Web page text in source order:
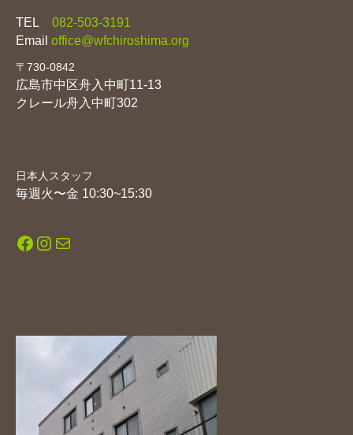
TEL
082-503-3191
Email office@wfchiroshima.org
〒730-0842
広島市中区舟入中町11-13
クレール舟入中町302
日本人スタッフ
毎週火〜金 10:30~15:30
Facebook
Instagram
メール